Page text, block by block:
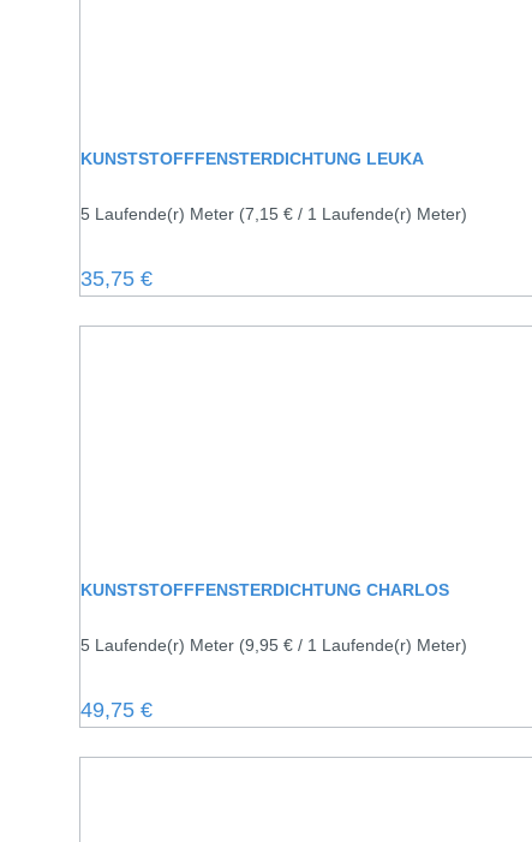
KUNSTSTOFFFENSTERDICHTUNG LEUKA
5 Laufende(r) Meter (7,15 € / 1 Laufende(r) Meter)
Regulärer Preis:
35,75 €
KUNSTSTOFFFENSTERDICHTUNG CHARLOS
5 Laufende(r) Meter (9,95 € / 1 Laufende(r) Meter)
Regulärer Preis:
49,75 €